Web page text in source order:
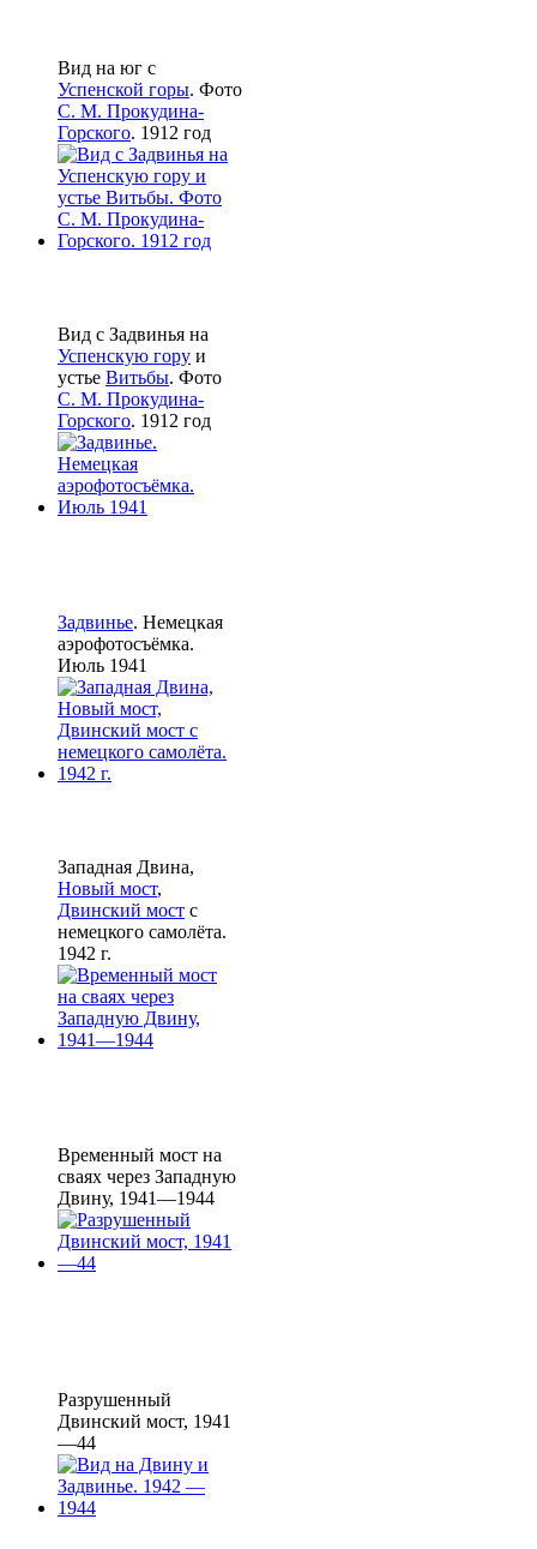
Вид на юг с
Успенской горы. Фото
С. М. Прокудина-
Горского. 1912 год
Вид с Задвинья на
Успенскую гору и
устье Витьбы. Фото
С. М. Прокудина-
Горского. 1912 год
Задвинье. Немецкая
аэрофотосъёмка.
Июль 1941
Западная Двина,
Новый мост,
Двинский мост с
немецкого самолёта.
1942 г.
Временный мост на
сваях через Западную
Двину, 1941—1944
Разрушенный
Двинский мост, 1941
—44